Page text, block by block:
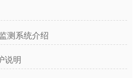
测系统介绍
说明